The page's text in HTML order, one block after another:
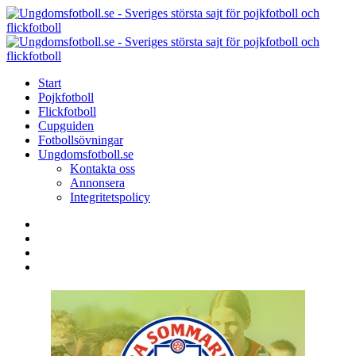
Menu
Search
Menu
Start
Pojkfotboll
Flickfotboll
Cupguiden
Fotbollsövningar
Ungdomsfotboll.se
Kontakta oss
Annonsera
Integritetspolicy